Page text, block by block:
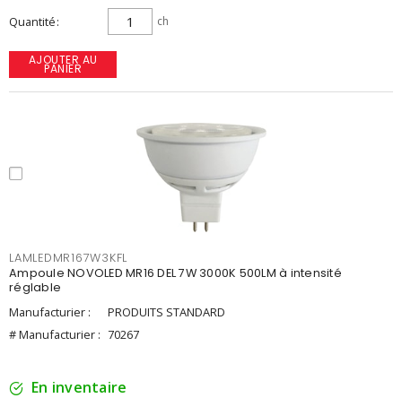
Quantité ch
AJOUTER AU
PANIER
LAMLEDMR167W3KFL
Ampoule NOVOLED MR16 DEL 7W 3000K 500LM à intensité
réglable
Manufacturier :
PRODUITS STANDARD
# Manufacturier : 70267
En inventaire